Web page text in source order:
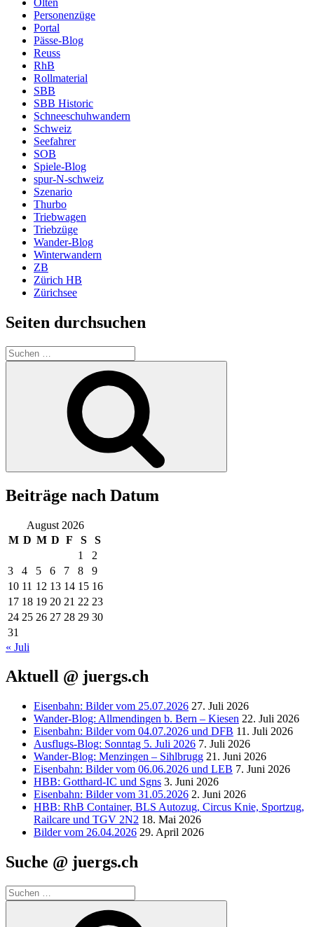
Olten
Personenzüge
Portal
Pässe-Blog
Reuss
RhB
Rollmaterial
SBB
SBB Historic
Schneeschuhwandern
Schweiz
Seefahrer
SOB
Spiele-Blog
spur-N-schweiz
Szenario
Thurbo
Triebwagen
Triebzüge
Wander-Blog
Winterwandern
ZB
Zürich HB
Zürichsee
Seiten durchsuchen
Suchen
nach:
Beiträge nach Datum
August 2026
M D M D F S
S
1
2
3
4 5 6 7 8
9
10 11 12 13 14 15 16
17 18 19 20 21 22 23
24 25 26 27 28 29 30
31
« Juli
Aktuell @ juergs.ch
Eisenbahn: Bilder vom 25.07.2026 27. Juli 2026
Wander-Blog: Allmendingen b. Bern – Kiesen 22. Juli 2026
Eisenbahn: Bilder vom 04.07.2026 und DFB 11. Juli 2026
Ausflugs-Blog: Sonntag 5. Juli 2026 7. Juli 2026
Wander-Blog: Menzingen – Sihlbrugg 21. Juni 2026
Eisenbahn: Bilder vom 06.06.2026 und LEB 7. Juni 2026
HBB: Gotthard-IC und Sgns 3. Juni 2026
Eisenbahn: Bilder vom 31.05.2026 2. Juni 2026
HBB: RhB Container, BLS Autozug, Circus Knie, Sportzug,
Railcare und TGV 2N2 18. Mai 2026
Bilder vom 26.04.2026 29. April 2026
Suche @ juergs.ch
Suchen
nach: